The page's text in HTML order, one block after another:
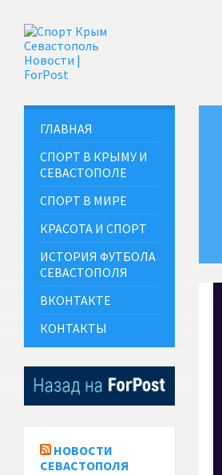
ГЛАВНАЯ
СПОРТ В КРЫМУ И
СЕВАСТОПОЛЕ
СПОРТ В МИРЕ
КРАСОТА И СПОРТ
ИСТОРИЯ ФУТБОЛА
СЕВАСТОПОЛЯ
ВКОНТАКТЕ
КОНТАКТЫ
НОВОСТИ
СЕВАСТОПОЛЯ